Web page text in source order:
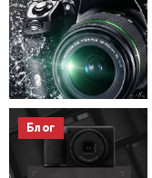
Блог